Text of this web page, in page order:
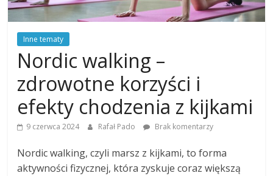
Inne tematy
Nordic walking –
zdrowotne korzyści i
efekty chodzenia z kijkami
9 czerwca 2024 Rafał Pado Brak komentarzy
Nordic walking, czyli marsz z kijkami, to forma
aktywności fizycznej, która zyskuje coraz większą